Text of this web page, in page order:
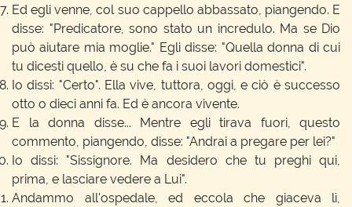
Ed egli venne, col suo cappello abbassato, piangendo. E
disse: "Predicatore, sono stato un incredulo. Ma se Dio
può aiutare mia moglie." Egli disse: "Quella donna di cui
tu dicesti quello, è su che fa i suoi lavori domestici".
Io dissi: "Certo". Ella vive, tuttora, oggi, e ciò è successo
otto o dieci anni fa. Ed è ancora vivente.
E la donna disse... Mentre egli tirava fuori, questo
commento, piangendo, disse: "Andrai a pregare per lei?"
Io dissi: "Sissignore. Ma desidero che tu preghi qui,
prima, e lasciare vedere a Lui".
Andammo all'ospedale, ed eccola che giaceva lì,